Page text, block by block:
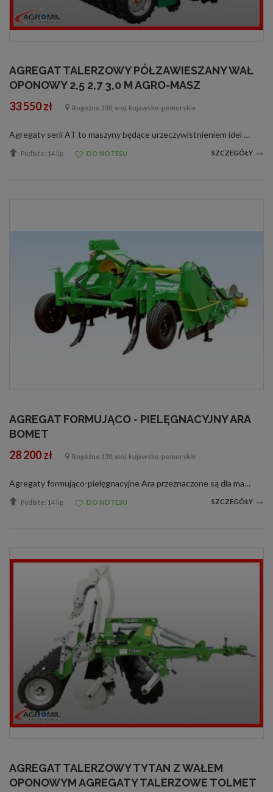
AGREGAT TALERZOWY PÓŁZAWIESZANY WAŁ
OPONOWY 2,5 2,7 3,0 M AGRO-MASZ
33 550 zł Rogóźno 130, woj. kujawsko-pomorskie
Agregaty serii AT to maszyny będące urzeczywistnieniem idei stworzenia konstrukcji uprawowej o niskiej masie i zwartej budowie. Dzięki wbudowanemu układowi hydropak może pracować w połączeniu z siewnikami zbożowymi lub siewnikami poplonów two...
Podbite: 14 lip DO NOTESU SZCZEGÓŁY
AGREGAT FORMUJĄCO - PIELĘGNACYJNY ARA
BOMET
28 200 zł Rogóźno 130, woj. kujawsko-pomorskie
Agregaty formująco-pielęgnacyjne Ara przeznaczone są dla małych i średnich gospodarstw, dysponujących ciągnikami o średniej mocy. Głównym przeznaczeniem agregatów jest formowanie redlin w nowoczesnej uprawie ziemniaków i warzyw korzeniowych...
Podbite: 14 lip DO NOTESU SZCZEGÓŁY
AGREGAT TALERZOWY TYTAN Z WAŁEM
OPONOWYM AGREGATY TALERZOWE TOLMET